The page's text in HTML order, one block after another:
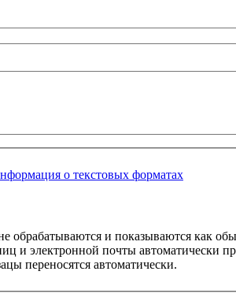
о текстовых форматах
обрабатываются и показываются как
и электронной почты автоматически
переносятся автоматически.